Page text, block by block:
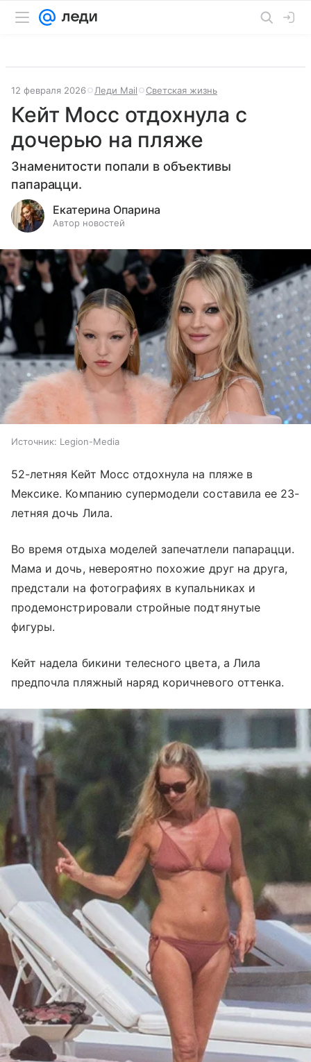
12 февраля 2026 Леди Mail Светская жизнь
Кейт Мосс отдохнула с
дочерью на пляже
Знаменитости попали в объективы
папарацци.
Екатерина Опарина
Автор новостей
Источник: Legion-Media
52-летняя Кейт Мосс отдохнула на пляже в
Мексике. Компанию супермодели составила ее 23-
летняя дочь Лила.
Во время отдыха моделей запечатлели папарацци.
Мама и дочь, невероятно похожие друг на друга,
предстали на фотографиях в купальниках и
продемонстрировали стройные подтянутые
фигуры.
Кейт надела бикини телесного цвета, а Лила
предпочла пляжный наряд коричневого оттенка.